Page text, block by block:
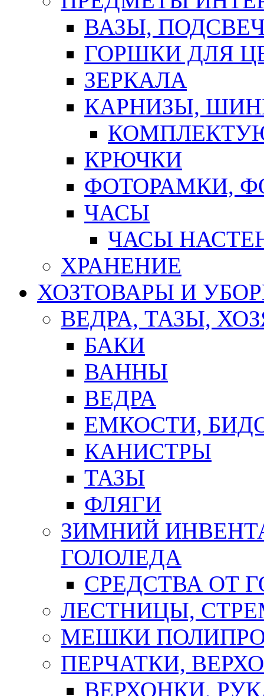
ВАЗЫ,
ГОРШКИ ДЛЯ
ЗЕРКАЛА
КАРНИЗЫ,
КРЮЧКИ
ФОТОРАМКИ,
ЧАСЫ
ЧАСЫ
ХРАНЕНИЕ
ХОЗТОВАРЫ И
ВЕДРА, ТАЗЫ,
БАКИ
ВАННЫ
ВЕДРА
ЕМКОСТИ,
КАНИСТРЫ
ТАЗЫ
ФЛЯГИ
ЗИМНИЙ
ГОЛОЛЕДА
СРЕДСТВА ОТ
ЛЕСТНИЦЫ,
МЕШКИ
ПЕРЧАТКИ,
ВЕРХОНКИ,